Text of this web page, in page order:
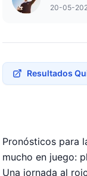
20-05-
Resultados
Pronósticos para
mucho en juego:
Una jornada al